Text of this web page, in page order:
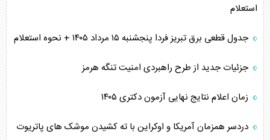
استعلام
جدول قطعی برق تبریز فردا پنجشنبه ۱۵ مرداد ۱۴۰۵ + نحوه استعلام
جزئیات جدید از طرح راهبردی امنیت تنگه هرمز
زمان اعلام نتایج نهایی آزمون دکتری ۱۴۰۵
دردسر همزمان آمریکا و اوکراین با ته کشیدن موشک های پاتریوت